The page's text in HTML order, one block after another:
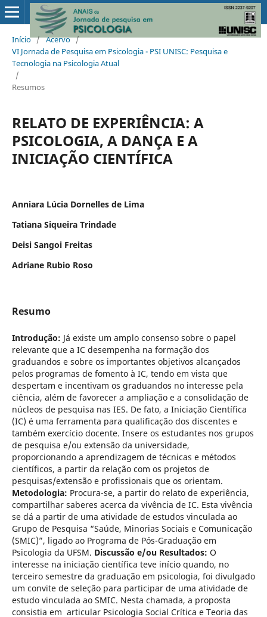
Início / Acervo /
VI Jornada de Pesquisa em Psicologia - PSI UNISC: Pesquisa e
Tecnologia na Psicologia Atual
/
Resumos
RELATO DE EXPERIÊNCIA: A
PSICOLOGIA, A DANÇA E A
INICIAÇÃO CIENTÍFICA
Anniara Lúcia Dornelles de Lima
Tatiana Siqueira Trindade
Deisi Sangoi Freitas
Adriane Rubio Roso
Resumo
Introdução: Já existe um amplo consenso sobre o papel
relevante que a IC desempenha na formação dos
graduandos e sobre os importantes objetivos alcançados
pelos programas de fomento à IC, tendo em vista que
despertam e incentivam os graduandos no interesse pela
ciência, além de favorecer a ampliação e a consolidação de
núcleos de pesquisa nas IES. De fato, a Iniciação Científica
(IC) é uma ferramenta para qualificação dos discentes e
também exercício docente. Insere os estudantes nos grupos
de pesquisa e/ou extensão da universidade,
proporcionando a aprendizagem de técnicas e métodos
científicos, a partir da relação com os projetos de
pesquisas/extensão e profissionais que os orientam.
Metodologia: Procura-se, a partir do relato de experiência,
compartilhar saberes acerca da vivência de IC. Esta vivência
se dá a partir de uma atividade de estudos vinculada ao
Grupo de Pesquisa “Saúde, Minorias Sociais e Comunicação
(SMIC)”, ligado ao Programa de Pós-Graduação em
Psicologia da UFSM. Discussão e/ou Resultados: O
interesse na iniciação científica teve início quando, no
terceiro semestre da graduação em psicologia, foi divulgado
um convite de seleção para participar de uma atividade de
estudo vinculada ao SMIC. Nesta chamada, a proposta
consistia em articular Psicologia Social Crítica e Teoria das